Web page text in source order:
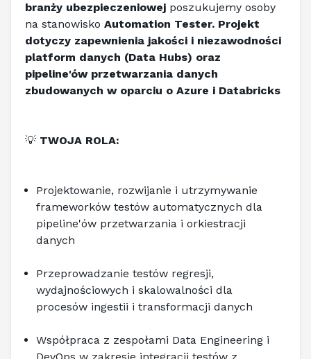
branży ubezpieczeniowej poszukujemy osoby
na stanowisko Automation Tester. Projekt
dotyczy zapewnienia jakości i niezawodności
platform danych (Data Hubs) oraz
pipeline'ów przetwarzania danych
zbudowanych w oparciu o Azure i Databricks
💡 TWOJA ROLA:
Projektowanie, rozwijanie i utrzymywanie
frameworków testów automatycznych dla
pipeline'ów przetwarzania i orkiestracji
danych
Przeprowadzanie testów regresji,
wydajnościowych i skalowalności dla
procesów ingestii i transformacji danych
Współpraca z zespołami Data Engineering i